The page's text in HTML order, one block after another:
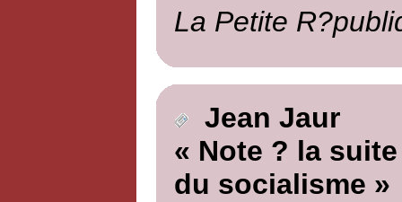
La Petite
Jean Jaur
« Note ? la
du socialisme »